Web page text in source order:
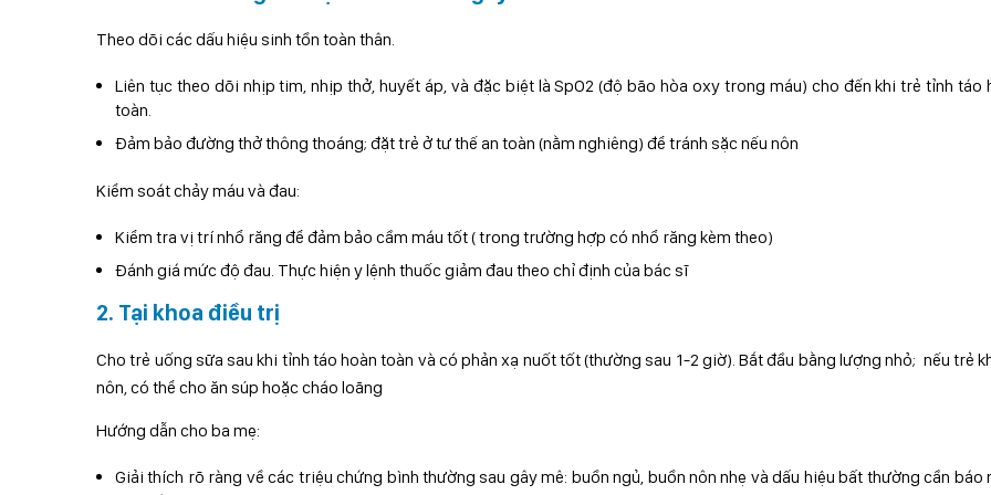
Theo dõi các dấu hiệu sinh tồn toàn thân.
Liên tục theo dõi nhịp tim, nhịp thở, huyết áp, và đặc biệt là SpO2 (độ bão hòa oxy trong máu) cho đến khi trẻ tỉnh táo
toàn.
Đảm bảo đường thở thông thoáng; đặt trẻ ở tư thế an toàn (nằm nghiêng) để tránh sặc nếu nôn
Kiểm soát chảy máu và đau:
Kiểm tra vị trí nhổ răng để đảm bảo cầm máu tốt ( trong trường hợp có nhổ răng kèm theo)
Đánh giá mức độ đau. Thực hiện y lệnh thuốc giảm đau theo chỉ định của bác sĩ
2. Tại khoa điều trị
Cho trẻ uống sữa sau khi tỉnh táo hoàn toàn và có phản xạ nuốt tốt (thường sau 1-2 giờ). Bắt đầu bằng lượng nhỏ; nếu trẻ
nôn, có thể cho ăn súp hoặc cháo loãng
Hướng dẫn cho ba mẹ:
Giải thích rõ ràng về các triệu chứng bình thường sau gây mê: buồn ngủ, buồn nôn nhẹ và dấu hiệu bất thường cần báo